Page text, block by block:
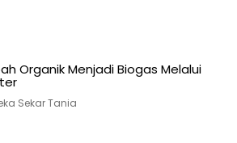
Organik Menjadi Biogas Melalui
Sekar Tania